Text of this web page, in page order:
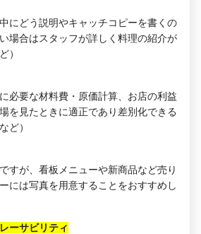
中にどう説明やキャッチコピーを書くの
場合はスタッフが詳しく料理の紹介が
）
必要な材料費・原価計算、お店の利益
を見たときに適正であり差別化できる
ど）
すが、看板メニューや新商品など売り
には写真を用意することをおすすめし
ーサビリティ